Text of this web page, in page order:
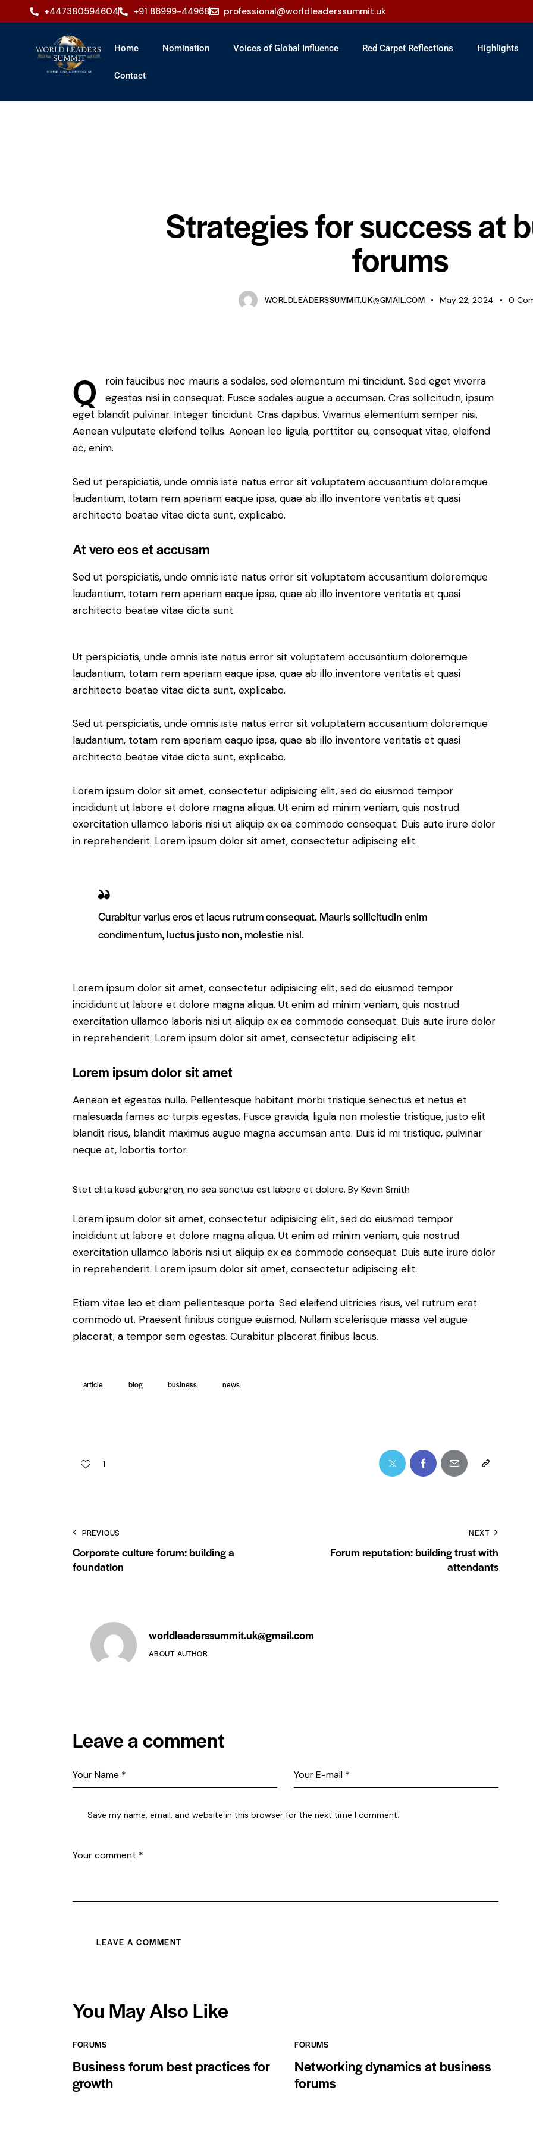
+447380594604 +91 86999-44968 professional@worldleaderssummit.uk
Home Nomination Voices of Global Influence Red Carpet Reflections Highlights
Contact
Strategies for success at
forums
WORLDLEADERSSUMMIT.UK@GMAIL.COM May 22, 2024 0
Q
roin faucibus nec mauris a sodales, sed elementum mi tincidunt. Sed eget viverra
egestas nisi in consequat. Fusce sodales augue a accumsan. Cras sollicitudin, ipsum
eget blandit pulvinar. Integer tincidunt. Cras dapibus. Vivamus elementum semper nisi.
Aenean vulputate eleifend tellus. Aenean leo ligula, porttitor eu, consequat vitae, eleifend
ac, enim.
Sed ut perspiciatis, unde omnis iste natus error sit voluptatem accusantium doloremque
laudantium, totam rem aperiam eaque ipsa, quae ab illo inventore veritatis et quasi
architecto beatae vitae dicta sunt, explicabo.
At vero eos et accusam
Sed ut perspiciatis, unde omnis iste natus error sit voluptatem accusantium doloremque
laudantium, totam rem aperiam eaque ipsa, quae ab illo inventore veritatis et quasi
architecto beatae vitae dicta sunt.
Ut perspiciatis, unde omnis iste natus error sit voluptatem accusantium doloremque
laudantium, totam rem aperiam eaque ipsa, quae ab illo inventore veritatis et quasi
architecto beatae vitae dicta sunt, explicabo.
Sed ut perspiciatis, unde omnis iste natus error sit voluptatem accusantium doloremque
laudantium, totam rem aperiam eaque ipsa, quae ab illo inventore veritatis et quasi
architecto beatae vitae dicta sunt, explicabo.
Lorem ipsum dolor sit amet, consectetur adipisicing elit, sed do eiusmod tempor
incididunt ut labore et dolore magna aliqua. Ut enim ad minim veniam, quis nostrud
exercitation ullamco laboris nisi ut aliquip ex ea commodo consequat. Duis aute irure dolor
in reprehenderit. Lorem ipsum dolor sit amet, consectetur adipiscing elit.
Curabitur varius eros et lacus rutrum consequat. Mauris sollicitudin enim
condimentum, luctus justo non, molestie nisl.
Lorem ipsum dolor sit amet, consectetur adipisicing elit, sed do eiusmod tempor
incididunt ut labore et dolore magna aliqua. Ut enim ad minim veniam, quis nostrud
exercitation ullamco laboris nisi ut aliquip ex ea commodo consequat. Duis aute irure dolor
in reprehenderit. Lorem ipsum dolor sit amet, consectetur adipiscing elit.
Lorem ipsum dolor sit amet
Aenean et egestas nulla. Pellentesque habitant morbi tristique senectus et netus et
malesuada fames ac turpis egestas. Fusce gravida, ligula non molestie tristique, justo elit
blandit risus, blandit maximus augue magna accumsan ante. Duis id mi tristique, pulvinar
neque at, lobortis tortor.
Stet clita kasd gubergren, no sea sanctus est labore et dolore. ByKevin Smith
Lorem ipsum dolor sit amet, consectetur adipisicing elit, sed do eiusmod tempor
incididunt ut labore et dolore magna aliqua. Ut enim ad minim veniam, quis nostrud
exercitation ullamco laboris nisi ut aliquip ex ea commodo consequat. Duis aute irure dolor
in reprehenderit. Lorem ipsum dolor sit amet, consectetur adipiscing elit.
Etiam vitae leo et diam pellentesque porta. Sed eleifend ultricies risus, vel rutrum erat
commodo ut. Praesent finibus congue euismod. Nullam scelerisque massa vel augue
placerat, a tempor sem egestas. Curabitur placerat finibus lacus.
article blog business news
1
PREVIOUS
Corporate culture forum: building a
foundation
NEXT
Forum reputation: building trust with
attendants
worldleaderssummit.uk@gmail.com
ABOUT AUTHOR
Leave a comment
Save my name, email, and website in this browser for the next time I comment.
You May Also Like
FORUMS
Business forum best practices for
growth
FORUMS
Networking dynamics at business
forums